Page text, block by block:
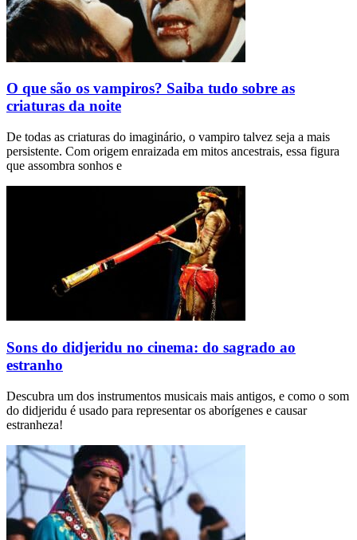
O que são os vampiros? Saiba tudo sobre as
criaturas da noite
De todas as criaturas do imaginário, o vampiro talvez seja a mais
persistente. Com origem enraizada em mitos ancestrais, essa figura
que assombra sonhos e
Sons do didjeridu no cinema: do sagrado ao
estranho
Descubra um dos instrumentos musicais mais antigos, e como o som
do didjeridu é usado para representar os aborígenes e causar
estranheza!